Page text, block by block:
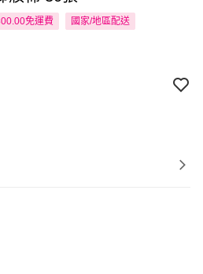
免運費 國家/地區配送